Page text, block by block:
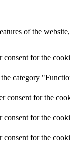
of the
consent for the
category
consent for the
for the
for the